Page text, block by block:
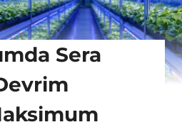
Sera